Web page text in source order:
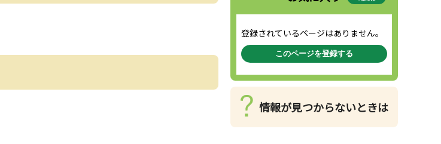
登録されているページはありません。
このページを登録する
情報が見つからないときは